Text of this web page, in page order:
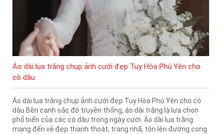
Áo dài lụa trắng chụp ảnh cưới đẹp Tuy Hòa Phú Yên cho
cô dâu
Áo dài lụa trắng chụp ảnh cưới đẹp Tuy Hòa Phú Yên cho cô
dâu Bên cạnh sắc đỏ truyền thống, áo dài trắng là lựa chọn
phổ biến của các cô dâu trong ngày cưới. Áo dài lụa trắng
mang đến vẻ đẹp thanh thoát, trang nhã, tôn lên đường cong